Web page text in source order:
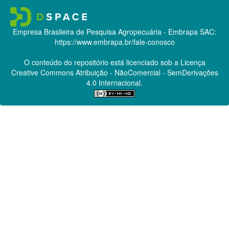
Empresa Brasileira de Pesquisa Agropecuária - Embrapa SAC:
https://www.embrapa.br/fale-conosco
O conteúdo do repositório está licenciado sob a Licença
Creative CommonsAtribuição - NãoComercial - SemDerivações
4.0 Internacional.